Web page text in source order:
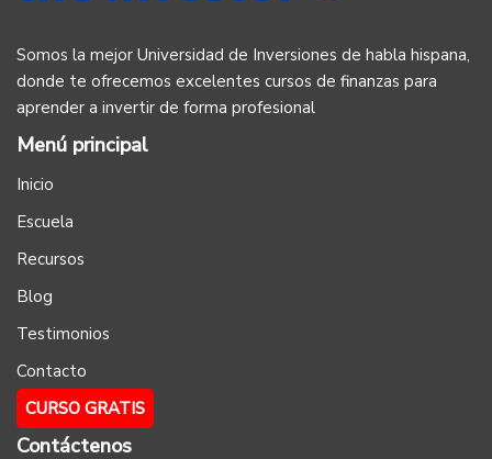
Somos la mejor Universidad de Inversiones de habla hispana,
donde te ofrecemos excelentes cursos de finanzas para
aprender a invertir de forma profesional
Menú principal
Inicio
Escuela
Recursos
Blog
Testimonios
Contacto
CURSO GRATIS
Contáctenos